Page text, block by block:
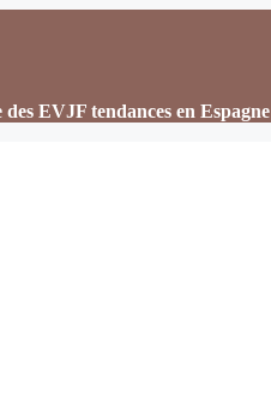
des EVJF tendances en Espagne